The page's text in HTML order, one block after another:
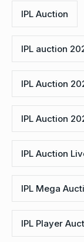
IPL Auction
IPL auction
IPL Auction
IPL Auction
IPL Auction
IPL Mega
IPL Player